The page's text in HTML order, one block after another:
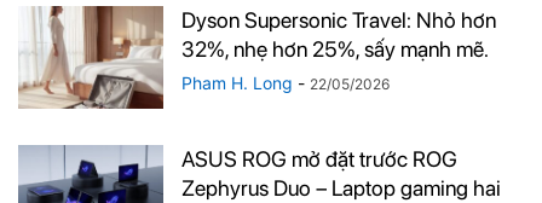
Dyson Supersonic Travel: Nhỏ hơn
32%, nhẹ hơn 25%, sấy mạnh mẽ.
Pham H. Long - 22/05/2026
ASUS ROG mở đặt trước ROG
Zephyrus Duo – Laptop gaming hai